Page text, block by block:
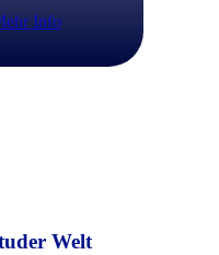
Info
Welt